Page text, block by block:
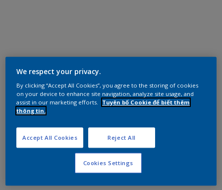
We respect your privacy.
By clicking “Accept All Cookies”, you agree to the storing of cookies
on your device to enhance site navigation, analyze site usage, and
assist in our marketing efforts.
Tuyên bố Cookie để biết thêm
thông tin.
Reject All
Accept All Cookies
Cookies Settings